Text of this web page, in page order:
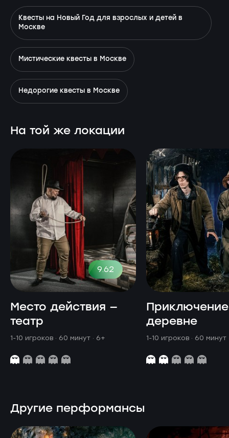
Квесты на Новый Год для взрослых и детей в
Москве
Мистические квесты в Москве
Недорогие квесты в Москве
На той же локации
9.62
Место действия —
театр
1-10 игроков · 60 минут · 6+
деревне
1-10 игроков · 60 минут
Другие перформансы